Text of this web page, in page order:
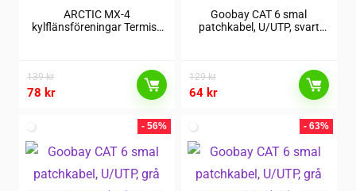
ARCTIC MX-4
kylflänsföreningar Termisk
139kr
78 kr
Goobay CAT 6 smal
patchkabel, U/UTP, svart
129kr
64 kr
- 56% - 63%